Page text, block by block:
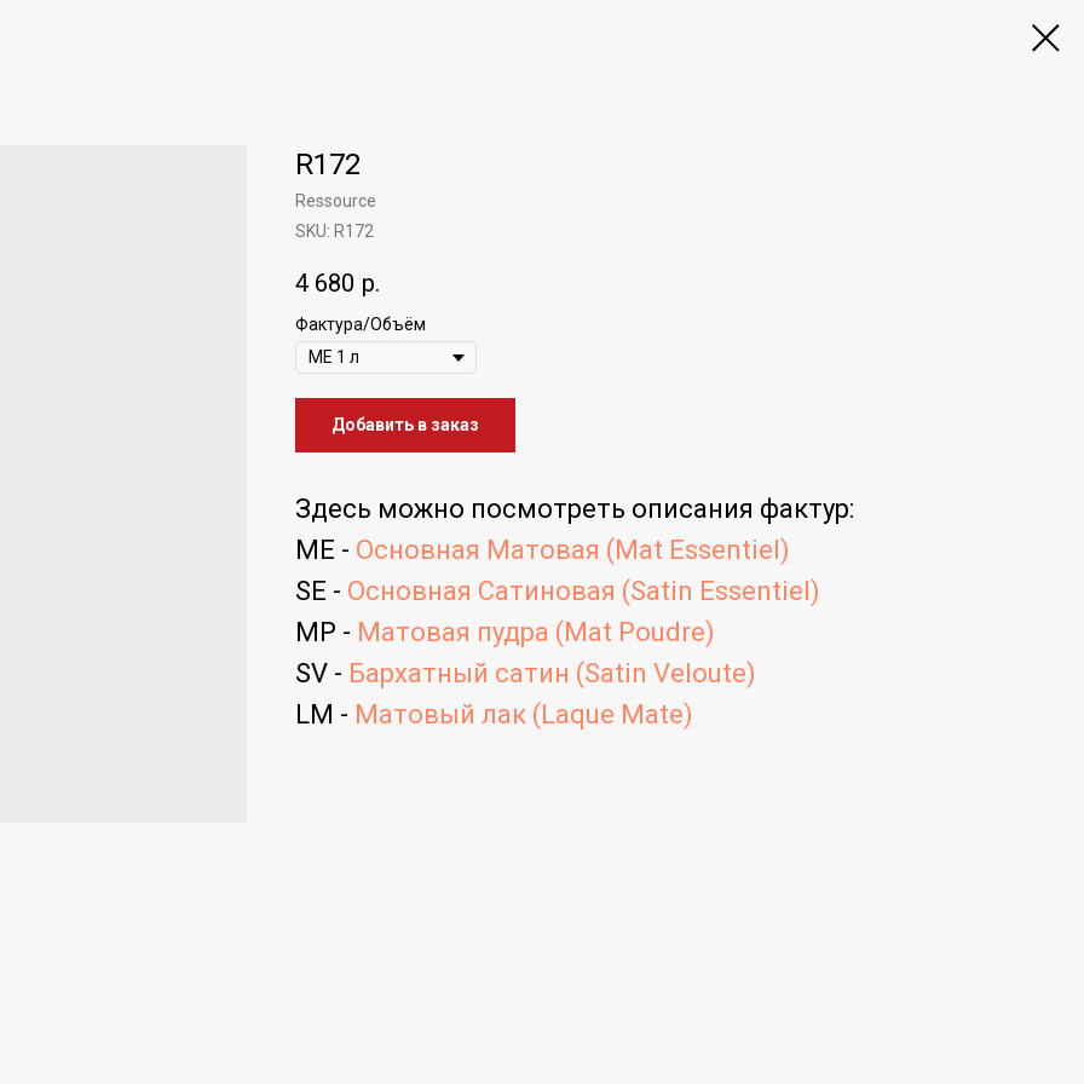
R172
Ressource
SKU: R172
4 680 р.
Фактура/Объём
Добавить в заказ
Здесь можно посмотреть описания фактур:
ME - Основная Матовая (Mat Essentiel)
SE - Основная Сатиновая (Satin Essentiel)
MP - Матовая пудра (Mat Poudre)
SV - Бархатный сатин (Satin Veloute)
LM - Матовый лак (Laque Mate)